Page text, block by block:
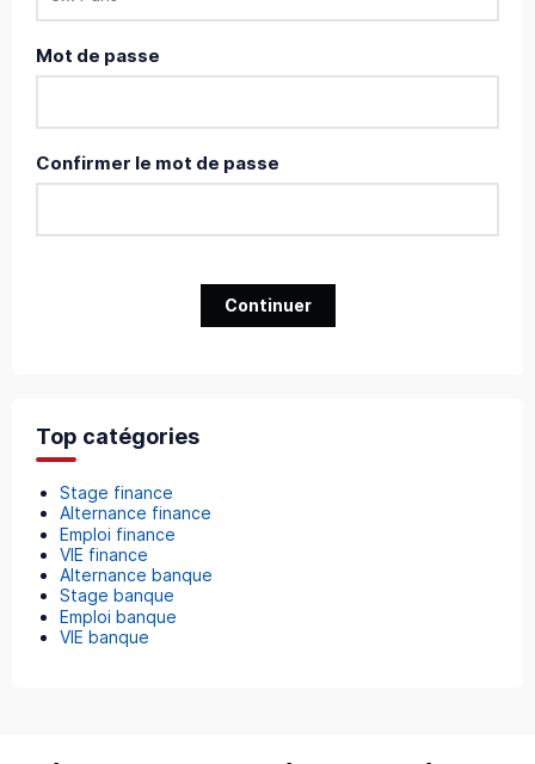
Mot de passe
Confirmer le mot de passe
Continuer
Top catégories
Stage finance
Alternance finance
Emploi finance
VIE finance
Alternance banque
Stage banque
Emploi banque
VIE banque